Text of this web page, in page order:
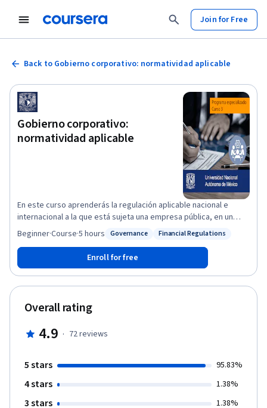
Join for Free
Back to Gobierno corporativo: normatividad aplicable
Gobierno corporativo:
normatividad aplicable
En este curso aprenderás la regulación aplicable nacional e
internacional a la que está sujeta una empresa pública, en un
ambiente de rendición de cuentas y en cumplimiento de las
Governance
Status: Financial Regulations
Financial Regulations
Beginner·Course·5 hours
Enroll for free
Overall rating
4.9 · 72reviews
5 stars 95.83%
4 stars 1.38%
3 stars 1.38%